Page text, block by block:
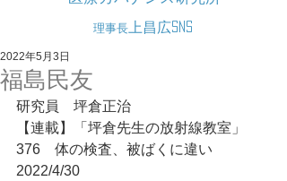
理事長 上昌広SNS
福島民友
2022年5月3日
研究員　坪倉正治
【連載】「坪倉先生の放射線教室」
376　体の検査、被ばくに違い
2022/4/30